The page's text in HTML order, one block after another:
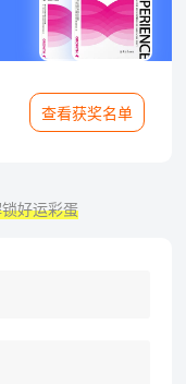
查看获奖名单
好运彩蛋